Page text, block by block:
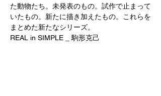
た動物たち。未発表のもの。試作で止まって
いたもの。新たに描き加えたもの。これらを
まとめた新たなシリーズ。
REAL in SIMPLE _ 駒形克己